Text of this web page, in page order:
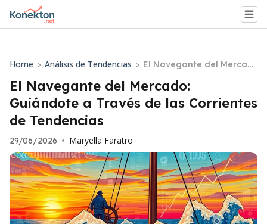
Home > Análisis de Tendencias > El Navegante del Mercad
o: Guiándote a Través de l
as Corrientes de Tendenci
as
El Navegante del Mercado:
Guiándote a Través de las Corrientes
de Tendencias
29/06/2026 • Maryella Faratro